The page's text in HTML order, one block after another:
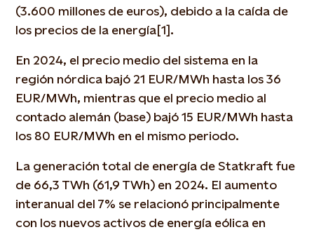
(3.600 millones de euros), debido a la caída de
los precios de la energía[1].
En 2024, el precio medio del sistema en la
región nórdica bajó 21 EUR/MWh hasta los 36
EUR/MWh, mientras que el precio medio al
contado alemán (base) bajó 15 EUR/MWh hasta
los 80 EUR/MWh en el mismo periodo.
La generación total de energía de Statkraft fue
de 66,3 TWh (61,9 TWh) en 2024. El aumento
interanual del 7% se relacionó principalmente
con los nuevos activos de energía eólica en